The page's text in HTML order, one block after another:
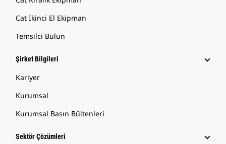
Cat İkinci El Ekipman
Temsilci Bulun
Şirket Bilgileri
Kariyer
Kurumsal
Kurumsal Basın Bültenleri
Sektör Çözümleri